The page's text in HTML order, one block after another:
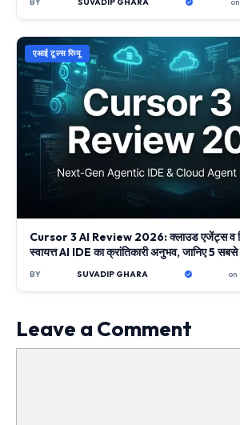
BY SUVADIP GHARA on
एआई टूल्स रिव्यू
Cursor 3 AI Review 2026: क्लाउड एजेंट्स व
स्वायत्त AI IDE का क्रांतिकारी अनुभव, जानिए 5
BY SUVADIP GHARA on
Leave a Comment